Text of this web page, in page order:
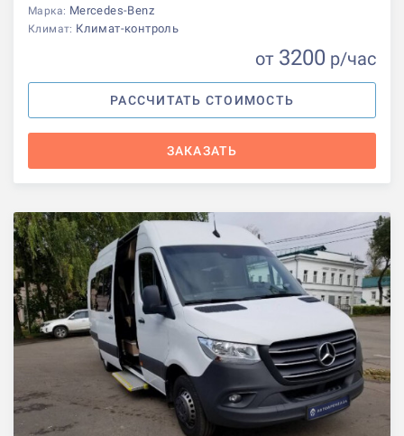
Марка: Mercedes-Benz
Климат: Климат-контроль
от 3200 р/час
РАССЧИТАТЬ СТОИМОСТЬ
ЗАКАЗАТЬ